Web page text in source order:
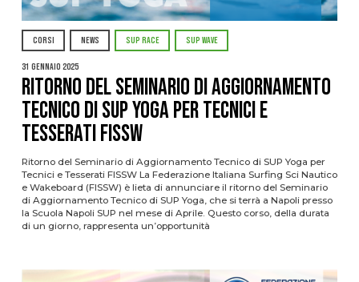
CORSI NEWS SUP RACE SUP WAVE
31 Gennaio 2025
Ritorno del Seminario di Aggiornamento
Tecnico di SUP Yoga per Tecnici e
Tesserati FISSW
Ritorno del Seminario di Aggiornamento Tecnico di SUP Yoga per
Tecnici e Tesserati FISSW La Federazione Italiana Surfing Sci Nautico
e Wakeboard (FISSW) è lieta di annunciare il ritorno del Seminario
di Aggiornamento Tecnico di SUP Yoga, che si terrà a Napoli presso
la Scuola Napoli SUP nel mese di Aprile. Questo corso, della durata
di un giorno, rappresenta un’opportunità